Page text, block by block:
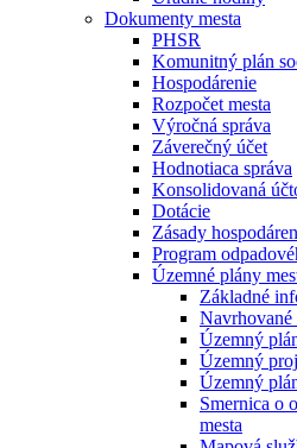
Dokumenty mesta
PHSR
Komunitný plán
Hospodárenie
Rozpočet mesta
Výročná správa
Záverečný účet
Hodnotiaca správa
Konsolidovaná
Dotácie
Zásady
Program
Územné plány
Základné
Navrhované
Územný
Územný
Územný
Smernica o
mesta